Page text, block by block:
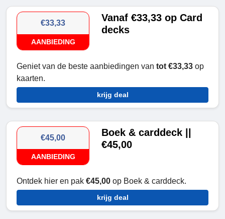
€33,33
AANBIEDING
Vanaf €33,33 op Card
decks
Geniet van de beste aanbiedingen van tot €33,33 op
kaarten.
krijg deal
€45,00
AANBIEDING
Boek & carddeck ||
€45,00
Ontdek hier en pak €45,00 op Boek & carddeck.
krijg deal